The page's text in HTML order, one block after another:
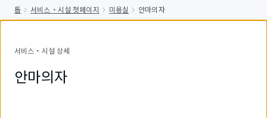
톱 서비스・시설 첫페이지 미용실 안마의자
서비스・시설 상세
안마의자